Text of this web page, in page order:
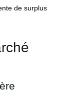
de surplus